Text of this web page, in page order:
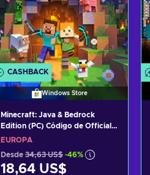
CASHBACK
Windows Store
Minecraft: Java & Bedrock
Edition (PC) Código de Official
website EUROPE
EUROPA
Desde 34,63 US$ -46%
18,64 US$